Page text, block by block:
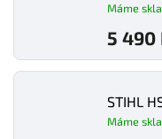
Máme
5 490
STIHL
Máme